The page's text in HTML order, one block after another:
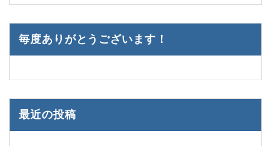
毎度ありがとうございます！
最近の投稿